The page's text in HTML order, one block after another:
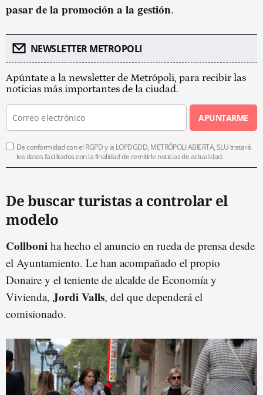
pasar de la promoción a la gestión.
NEWSLETTER METROPOLI
Apúntate a la newsletter de Metrópoli, para recibir las
noticias más importantes de la ciudad.
APUNTARME
De conformidad con el RGPD y la LOPDGDD, METRÓPOLI ABIERTA, SLU tratará
los datos facilitados con la finalidad de remitirle noticias de actualidad.
De buscar turistas a controlar el
modelo
Collboni ha hecho el anuncio en rueda de prensa desde
el Ayuntamiento. Le han acompañado el propio
Donaire y el teniente de alcalde de Economía y
Vivienda, Jordi Valls, del que dependerá el
comisionado.